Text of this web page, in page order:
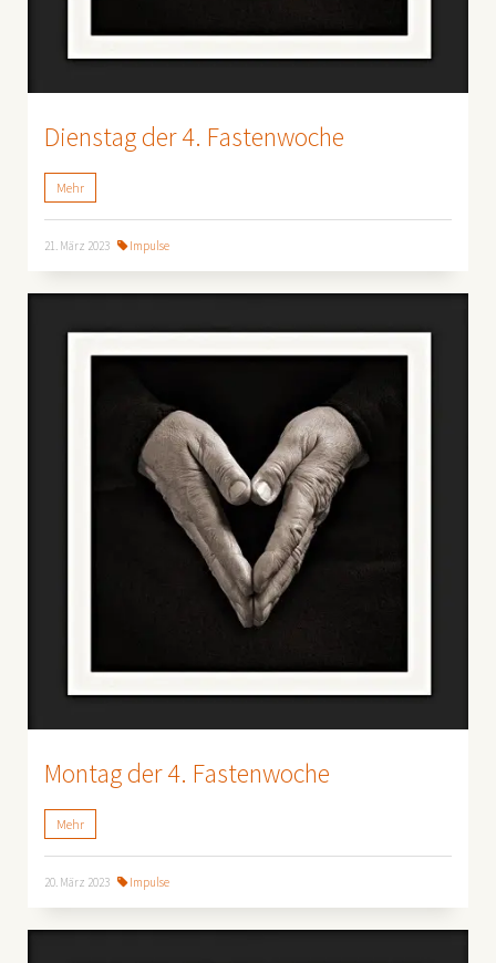
Dienstag der 4. Fastenwoche
Mehr
21. März 2023 Impulse
Montag der 4. Fastenwoche
Mehr
20. März 2023 Impulse